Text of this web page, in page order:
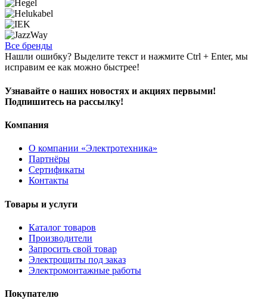
Все бренды
Нашли ошибку? Выделите текст и нажмите Ctrl + Enter, мы
исправим ее как можно быстрее!
Узнавайте о наших новостях и акциях первыми!
Подпишитесь на рассылку!
Компания
О компании «Электротехника»
Партнёры
Сертификаты
Контакты
Товары и услуги
Каталог товаров
Производители
Запросить свой товар
Электрощиты под заказ
Электромонтажные работы
Покупателю